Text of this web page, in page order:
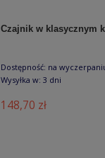
Czajnik w klasycznym
Dostępność: na
Wysyłka w: 3 dni
148,70 zł